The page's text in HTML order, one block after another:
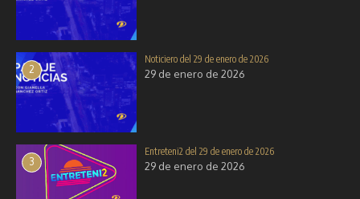
2
Noticiero del 29 de enero de 2026
29 de enero de 2026
3
Entreteni2 del 29 de enero de 2026
29 de enero de 2026